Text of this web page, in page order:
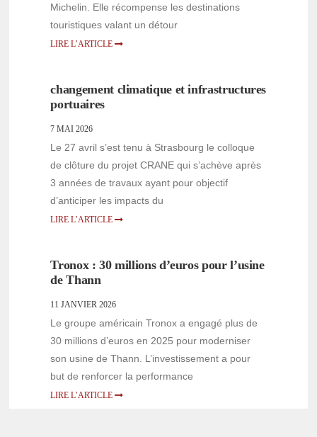
Michelin. Elle récompense les destinations
touristiques valant un détour
LIRE L’ARTICLE
changement climatique et infrastructures
portuaires
7 MAI 2026
Le 27 avril s’est tenu à Strasbourg le colloque
de clôture du projet CRANE qui s’achève après
3 années de travaux ayant pour objectif
d’anticiper les impacts du
LIRE L’ARTICLE
Tronox : 30 millions d’euros pour l’usine
de Thann
11 JANVIER 2026
Le groupe américain Tronox a engagé plus de
30 millions d’euros en 2025 pour moderniser
son usine de Thann. L’investissement a pour
but de renforcer la performance
LIRE L’ARTICLE